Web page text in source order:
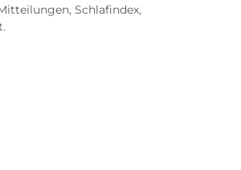
Schlafindex,